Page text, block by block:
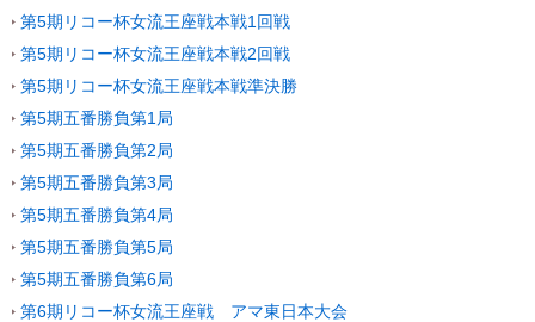
第5期リコー杯女流王座戦本戦1回戦
第5期リコー杯女流王座戦本戦2回戦
第5期リコー杯女流王座戦本戦準決勝
第5期五番勝負第1局
第5期五番勝負第2局
第5期五番勝負第3局
第5期五番勝負第4局
第5期五番勝負第5局
第5期五番勝負第6局
第6期リコー杯女流王座戦 アマ東日本大会